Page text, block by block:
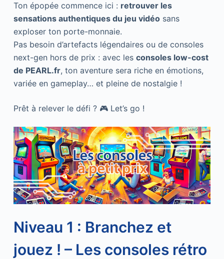
Ton épopée commence ici : retrouver les
sensations authentiques du jeu vidéosans
exploser ton porte-monnaie.
Pas besoin d’artefacts légendaires ou de consoles
next-gen hors de prix : avec les consoles low-cost
de PEARL.fr, ton aventure sera riche en émotions,
variée en gameplay… et pleine de nostalgie !
Prêt à relever le défi ? 🎮 Let’s go !
Niveau 1 : Branchez et
jouez ! – Les consoles rétro